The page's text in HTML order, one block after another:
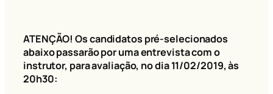
ATENÇÃO! Os candidatos pré-selecionados
abaixo passarão por uma entrevista com o
instrutor, para avaliação, no dia 11/02/2019, às
20h30: